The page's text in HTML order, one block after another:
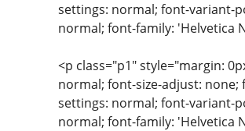
settings: normal; font-variant-
normal; font-family: 'Helvetica
<p class="p1" style="margin:
normal; font-size-adjust:
settings: normal; font-variant-
normal; font-family: 'Helvetica